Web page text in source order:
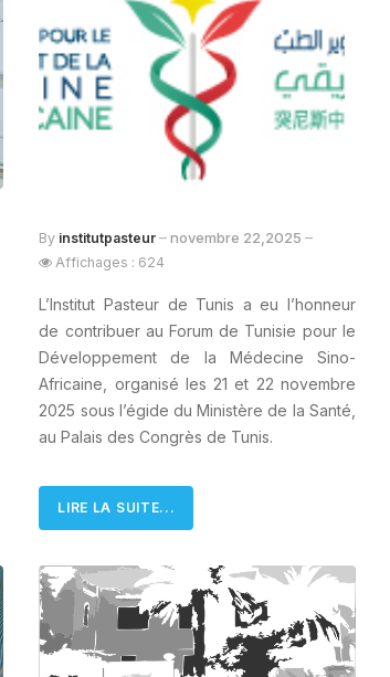
By institutpasteur novembre 22,2025
Affichages : 624
L’Institut Pasteur de Tunis a eu l’honneur
de contribuer au Forum de Tunisie pour le
Développement de la Médecine Sino-
Africaine, organisé les 21 et 22 novembre
2025 sous l’égide du Ministère de la Santé,
au Palais des Congrès de Tunis.
LIRE LA SUITE...